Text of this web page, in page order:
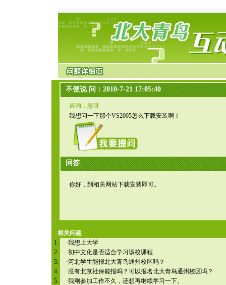
不便说 问：2010-7-21 17:05:40
咨询，急呀
我想问一下那个VS2005怎么下载安装啊！
回答
你好，到相关网站下载安装即可。
相关问题
·我想上大学
·初中文化是否适合学习该校课程
·河北学生能报北大青鸟通州校区吗？
·没有北京社保能报吗？可以报名北大青鸟通州校区吗？
·我刚参加工作不久，还想再继续学习一下。